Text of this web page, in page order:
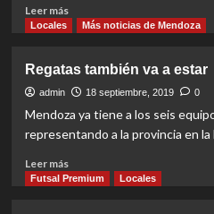
Leer másRead
more
gira
por
el
Locales Más noticias de Mendoza
Regatas también va a estar
admin 18 septiembre, 2019 0
Mendoza ya tiene a los seis
representando a la provincia en
Leer másRead
more
Futsal Premium Locales